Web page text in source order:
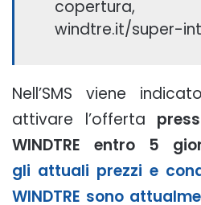
windtre.it/super-
Nell’SMS viene
attivare l’offerta
WINDTRE entro 5
gli attuali prezzi e
WINDTRE sono